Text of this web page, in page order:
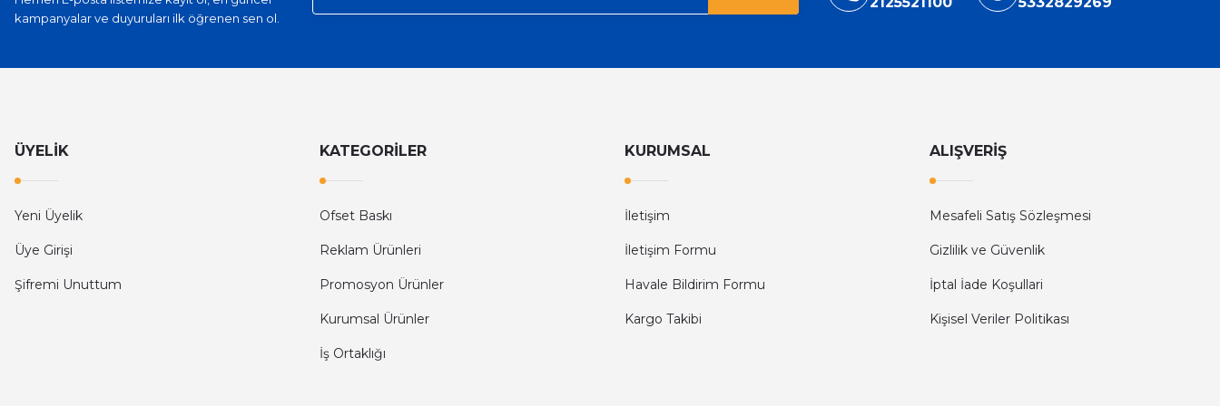
kampanyalar ve duyuruları ilk öğrenen sen ol.
ÜYELİK
Yeni Üyelik
Üye Girişi
Şifremi Unuttum
KATEGORİLER
Ofset Baskı
Reklam Ürünleri
Promosyon Ürünler
Kurumsal Ürünler
İş Ortaklığı
KURUMSAL
İletişim
İletişim Formu
Havale Bildirim Formu
Kargo Takibi
ALIŞVERİŞ
Mesafeli Satış Sözleşmesi
Gizlilik ve Güvenlik
İptal İade Koşullari
Kişisel Veriler Politikası